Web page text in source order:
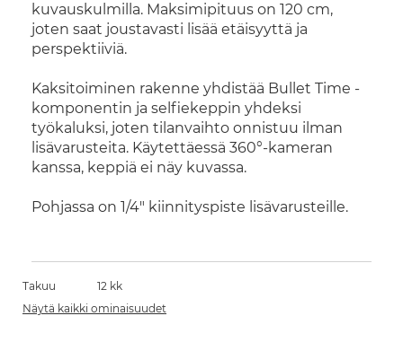
kuvauskulmilla. Maksimipituus on 120 cm,
joten saat joustavasti lisää etäisyyttä ja
perspektiiviä.
Kaksitoiminen rakenne yhdistää Bullet Time -
komponentin ja selfiekeppin yhdeksi
työkaluksi, joten tilanvaihto onnistuu ilman
lisävarusteita. Käytettäessä 360°-kameran
kanssa, keppiä ei näy kuvassa.
Pohjassa on 1/4" kiinnityspiste lisävarusteille.
Takuu
12 kk
Näytä kaikki ominaisuudet